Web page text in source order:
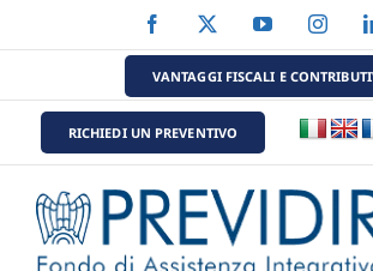
al
Facebook YouTube
VANTAGGI FISCALI E
RICHIEDI UN PREVENTIVO